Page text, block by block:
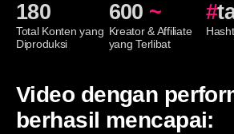
180
Total Konten yang
Diproduksi
600 ~
Kreator & Affiliate
yang Terlibat
#
Video dengan
berhasil mencapai: